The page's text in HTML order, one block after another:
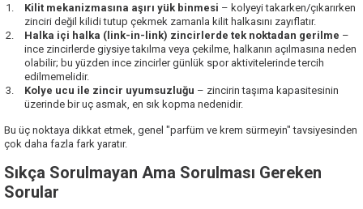
Kilit mekanizmasına aşırı yük binmesi – kolyeyi takarken/çıkarırken
zinciri değil kilidi tutup çekmek zamanla kilit halkasını zayıflatır.
Halka içi halka (link-in-link) zincirlerde tek noktadan gerilme –
ince zincirlerde giysiye takılma veya çekilme, halkanın açılmasına neden
olabilir; bu yüzden ince zincirler günlük spor aktivitelerinde tercih
edilmemelidir.
Kolye ucu ile zincir uyumsuzluğu – zincirin taşıma kapasitesinin
üzerinde bir uç asmak, en sık kopma nedenidir.
Bu üç noktaya dikkat etmek, genel "parfüm ve krem sürmeyin" tavsiyesinden
çok daha fazla fark yaratır.
Sıkça Sorulmayan Ama Sorulması Gereken
Sorular